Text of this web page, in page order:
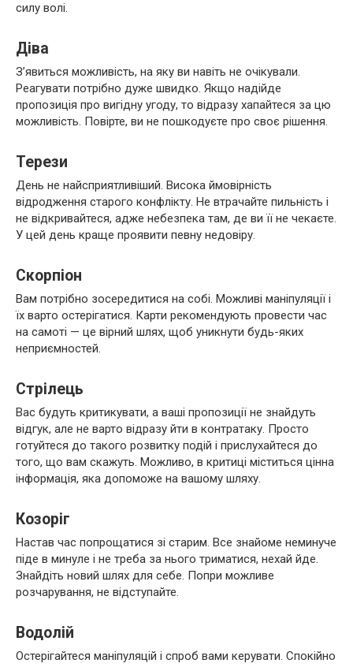
силу волі.
Діва
З’явиться можливість, на яку ви навіть не очікували.
Реагувати потрібно дуже швидко. Якщо надійде
пропозиція про вигідну угоду, то відразу хапайтеся за цю
можливість. Повірте, ви не пошкодуєте про своє рішення.
Терези
День не найсприятливіший. Висока ймовірність
відродження старого конфлікту. Не втрачайте пильність і
не відкривайтеся, адже небезпека там, де ви її не чекаєте.
У цей день краще проявити певну недовіру.
Скорпіон
Вам потрібно зосередитися на собі. Можливі маніпуляції і
їх варто остерігатися. Карти рекомендують провести час
на самоті — це вірний шлях, щоб уникнути будь-яких
неприємностей.
Стрілець
Вас будуть критикувати, а ваші пропозиції не знайдуть
відгук, але не варто відразу йти в контратаку. Просто
готуйтеся до такого розвитку подій і прислухайтеся до
того, що вам скажуть. Можливо, в критиці міститься цінна
інформація, яка допоможе на вашому шляху.
Козоріг
Настав час попрощатися зі старим. Все знайоме неминуче
піде в минуле і не треба за нього триматися, нехай йде.
Знайдіть новий шлях для себе. Попри можливе
розчарування, не відступайте.
Водолій
Остерігайтеся маніпуляцій і спроб вами керувати. Спокійно